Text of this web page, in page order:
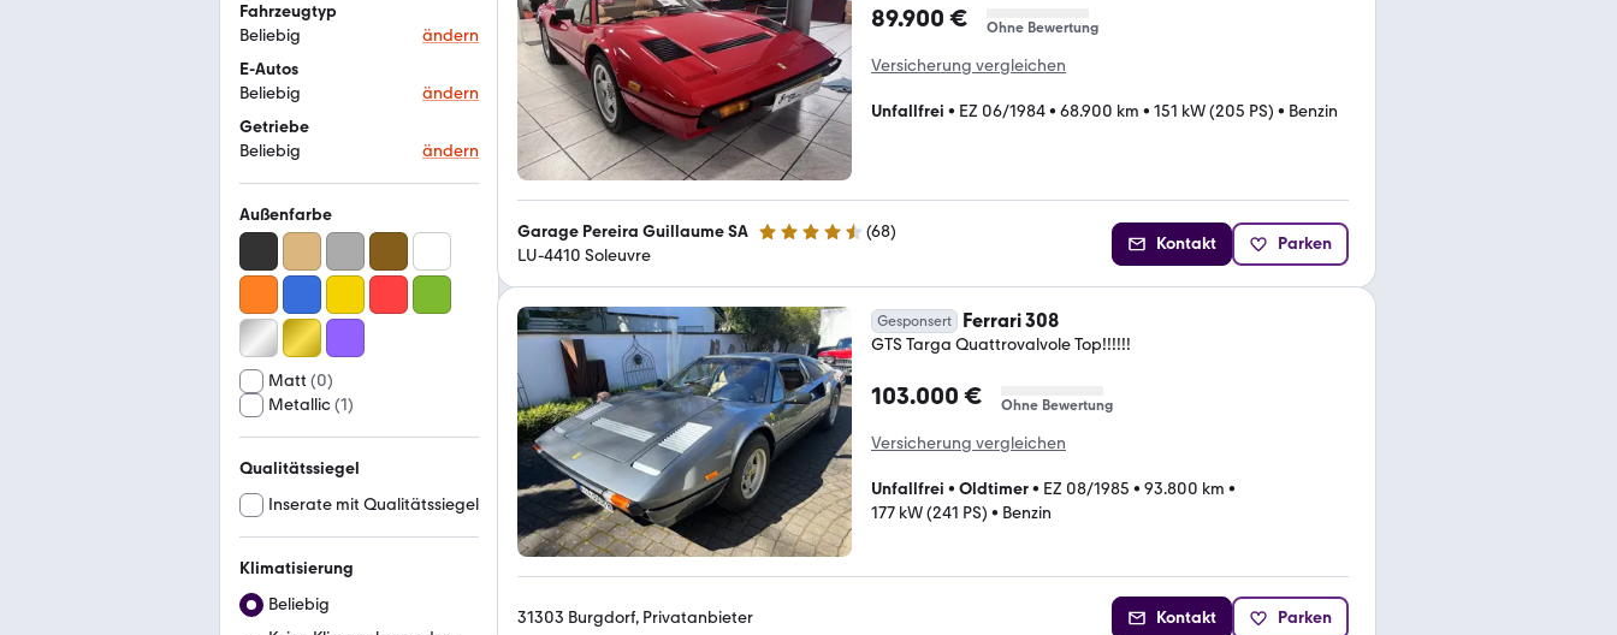
Fahrzeugtyp
Beliebig
ändern
E-Autos
Beliebig
ändern
Getriebe
Beliebig
ändern
Außenfarbe
Matt (0)
Metallic(1)
Qualitätssiegel
Inserate mit Qualitätssiegel
Klimatisierung
Beliebig
89.900 € Ohne Bewertung
Versicherung vergleichen
Unfallfrei • EZ 06/1984• 68.900 km • 151 kW (205 PS) • Benzin
Garage Pereira Guillaume SA 4.3 Sterne (68)
LU-4410 Soleuvre
Kontakt Parken
Gesponsert Ferrari 308
GTS Targa Quattrovalvole Top!!!!!!
103.000 € Ohne Bewertung
Versicherung vergleichen
Unfallfrei • Oldtimer• EZ 08/1985 • 93.800 km •
177 kW (241 PS) • Benzin
31303 Burgdorf, Privatanbieter Kontakt Parken